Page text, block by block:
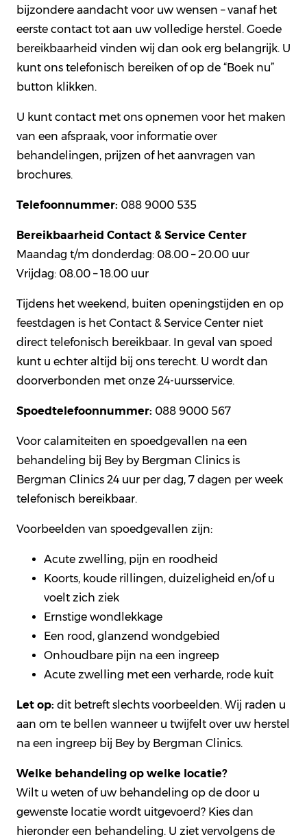
bijzondere aandacht voor uw wensen – vanaf het
eerste contact tot aan uw volledige herstel. Goede
bereikbaarheid vinden wij dan ook erg belangrijk. U
kunt ons telefonisch bereiken of op de “Boek nu”
button klikken.
U kunt contact met ons opnemen voor het maken
van een afspraak, voor informatie over
behandelingen, prijzen of het aanvragen van
brochures.
Telefoonnummer: 088 9000 535
Bereikbaarheid Contact & Service Center
Maandag t/m donderdag: 08.00 – 20.00 uur
Vrijdag: 08.00 – 18.00 uur
Tijdens het weekend, buiten openingstijden en op
feestdagen is het Contact & Service Center niet
direct telefonisch bereikbaar. In geval van spoed
kunt u echter altijd bij ons terecht. U wordt dan
doorverbonden met onze 24-uursservice.
Spoedtelefoonnummer: 088 9000 567
Voor calamiteiten en spoedgevallen na een
behandeling bij Bey by Bergman Clinics is
Bergman Clinics 24 uur per dag, 7 dagen per week
telefonisch bereikbaar.
Voorbeelden van spoedgevallen zijn:
Acute zwelling, pijn en roodheid
Koorts, koude rillingen, duizeligheid en/of u
voelt zich ziek
Ernstige wondlekkage
Een rood, glanzend wondgebied
Onhoudbare pijn na een ingreep
Acute zwelling met een verharde, rode kuit
Let op: dit betreft slechts voorbeelden. Wij raden u
aan om te bellen wanneer u twijfelt over uw herstel
na een ingreep bij Bey by Bergman Clinics.
Welke behandeling op welke locatie?
Wilt u weten of uw behandeling op de door u
gewenste locatie wordt uitgevoerd? Kies dan
hieronder een behandeling. U ziet vervolgens de